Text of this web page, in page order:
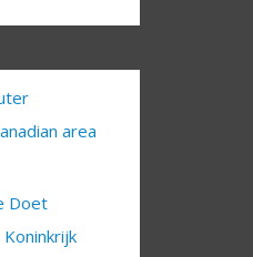
area
Doet